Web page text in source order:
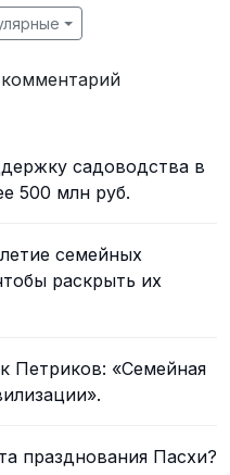
садоводства в
500 млн руб.
семейных
раскрыть их
Петриков: «Семейная
празднования Пасхи?